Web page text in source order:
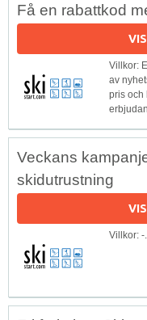
Få en rabattkod
Villkor:
av
pris och
Veckans
skidutrustning
Villkor: -